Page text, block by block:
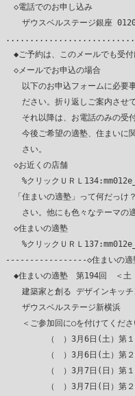
◇電話でのお申し込み
ザウスベルステージ銀座
◆ご予約は、このメールでも受
◇メールでお申込の場合
以下のお申込フォームに必要事
ださい。折り返しご案内させて
それ以降は、お電話のみの受付
今後ご希望の適塾、住まいに関
さい。
◇お近くの店舗
%クリックＵＲＬ
「住まいの適塾」って何だっけ
さい。他にも色々なテーマの適
◇住まいの適塾
%クリックＵＲＬ
-----------------◇住まいの適
◆住まいの適塾　第194回　＜土
建築家と創る デザインキッチ
ザウスベルステージ新横浜
＜ご参加回に○を付けてくださ
（　）3月6日(土）第１
（　）3月6日(土）第２
（　）3月7日(日）第１
（　）3月7日(日）第２